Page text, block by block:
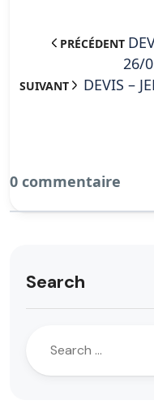
PRÉCÉDENT
26/
SUIVANT
DEVIS –
0 commentaire
Search